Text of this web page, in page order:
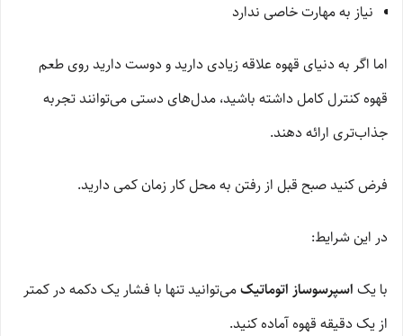
نیاز به مهارت خاصی ندارد
اما اگر به دنیای قهوه علاقه زیادی دارید و دوست دارید روی طعم
قهوه کنترل کامل داشته باشید، مدل‌های دستی می‌توانند تجربه
جذاب‌تری ارائه دهند.
فرض کنید صبح قبل از رفتن به محل کار زمان کمی دارید.
در این شرایط:
با یک اسپرسوساز اتوماتیکمی‌توانید تنها با فشار یک دکمه در کمتر
از یک دقیقه قهوه آماده کنید.